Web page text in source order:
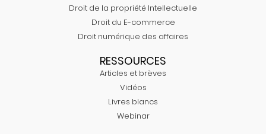
Droit de la propriété Intellectuelle
Droit du E-commerce
Droit numérique des affaires
RESSOURCES
Articles et brèves
Vidéos
Livres blancs
Webinar